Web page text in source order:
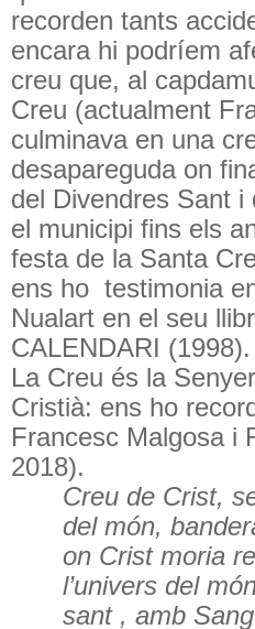
recorden tants
encara hi podríem
creu que, al
Creu (actualment
culminava en una
desapareguda on
del Divendres Sant i
el municipi fins els
festa de la Santa
ens ho testimonia
Nualart en el seu
CALENDARI (1998).
La Creu és la
Cristià: ens ho
Francesc Malgosa i
2018).
Creu de Crist,
del món,
on Crist moria
l’univers del
sant , amb